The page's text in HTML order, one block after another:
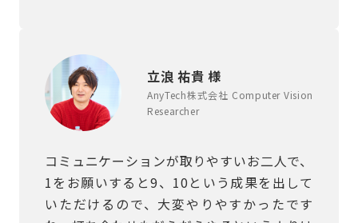
立浪 祐貴 様
AnyTech株式会社 Computer Vision
Researcher
コミュニケーションが取りやすいお二人で、
1をお願いすると9、10という成果を出して
いただけるので、大変やりやすかったです